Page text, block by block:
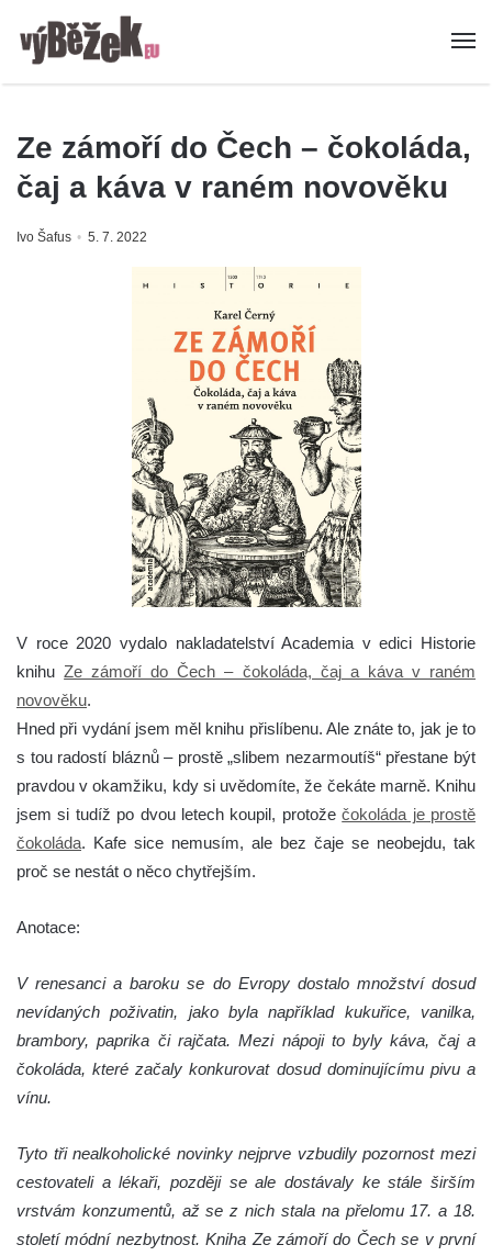
Ze zámoří do Čech – čokoláda,
čaj a káva v raném novověku
Ivo Šafus 5. 7. 2022
V roce 2020 vydalo nakladatelství Academia v edici Historie
knihuZe zámoří do Čech – čokoláda, čaj a káva v raném
novověku.
Hned při vydání jsem měl knihu přislíbenu. Ale znáte to, jak je to
s tou radostí bláznů – prostě „slibem nezarmoutíš“ přestane být
pravdou v okamžiku, kdy si uvědomíte, že čekáte marně. Knihu
jsem si tudíž po dvou letech koupil, protožečokoláda je prostě
čokoláda. Kafe sice nemusím, ale bez čaje se neobejdu, tak
proč se nestát o něco chytřejším.
Anotace:
V renesanci a baroku se do Evropy dostalo množství dosud
nevídaných poživatin, jako byla například kukuřice, vanilka,
brambory, paprika či rajčata. Mezi nápoji to byly káva, čaj a
čokoláda, které začaly konkurovat dosud dominujícímu pivu a
vínu.
Tyto tři nealkoholické novinky nejprve vzbudily pozornost mezi
cestovateli a lékaři, později se ale dostávaly ke stále širším
vrstvám konzumentů, až se z nich stala na přelomu 17. a 18.
století módní nezbytnost. Kniha Ze zámoří do Čech se v první